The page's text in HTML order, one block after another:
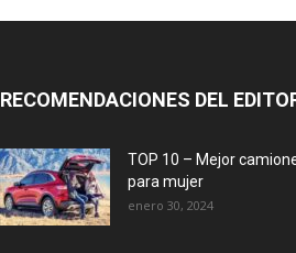
RECOMENDACIONES DEL
TOP 10 – Mejor
para mujer
enero 30, 2024